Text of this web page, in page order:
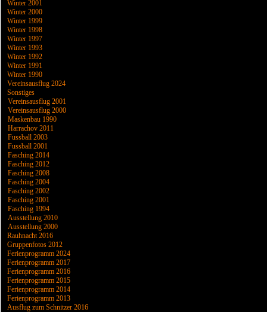
Winter 2001
Winter 2000
Winter 1999
Winter 1998
Winter 1997
Winter 1993
Winter 1992
Winter 1991
Winter 1990
Vereinsausflug 2024
Sonstiges
Vereinsausflug 2001
Vereinsausflug 2000
Maskenbau 1990
Harrachov 2011
Fussball 2003
Fussball 2001
Fasching 2014
Fasching 2012
Fasching 2008
Fasching 2004
Fasching 2002
Fasching 2001
Fasching 1994
Ausstellung 2010
Ausstellung 2000
Rauhnacht 2016
Gruppenfotos 2012
Ferienprogramm 2024
Ferienprogramm 2017
Ferienprogramm 2016
Ferienprogramm 2015
Ferienprogramm 2014
Ferienprogramm 2013
Ausflug zum Schnitzer 2016